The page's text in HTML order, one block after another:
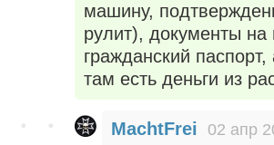
машину,
рулит), документы
гражданский
там есть деньги из
MachtFrei 02 апр